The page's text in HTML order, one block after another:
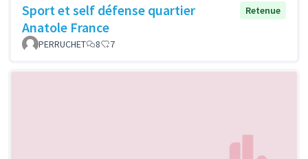
Sport et self défense quartier
Anatole France
Retenue
PERRUCHET 8 7